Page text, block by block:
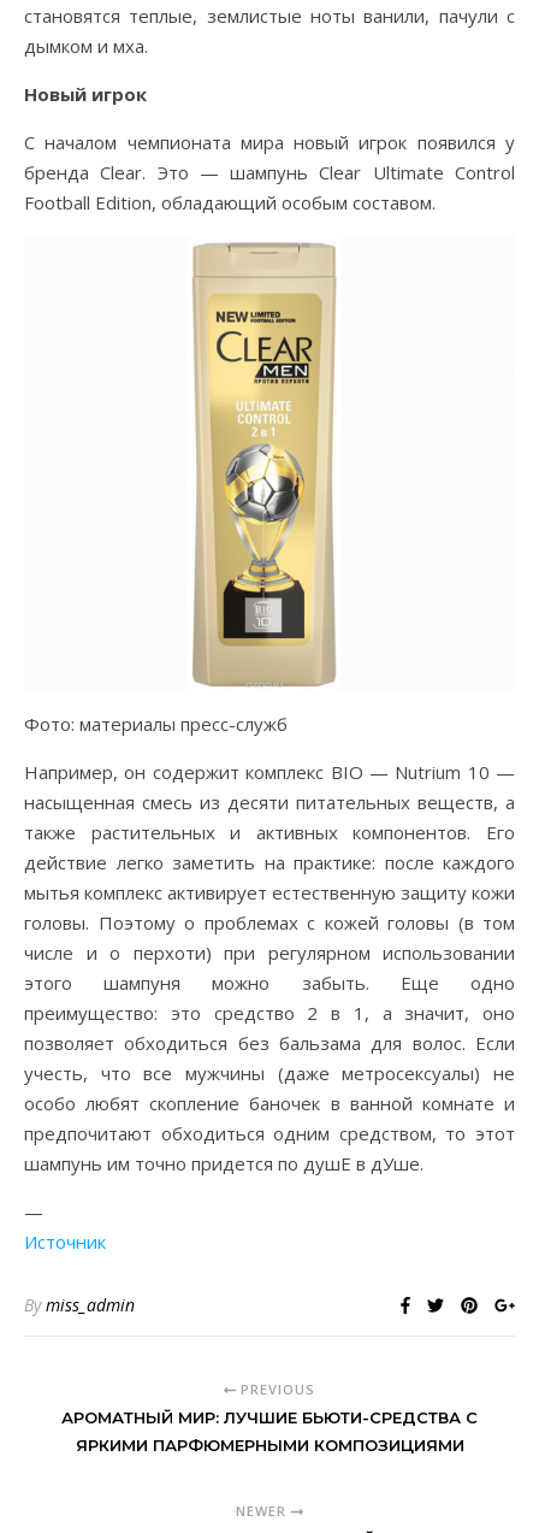
становятся теплые, землистые ноты ванили, пачули с
дымком и мха.
Новый игрок
С началом чемпионата мира новый игрок появился у
бренда Clear. Это — шампунь Clear Ultimate Control
Football Edition, обладающий особым составом.
Фото: материалы пресс-служб
Например, он содержит комплекс BIO — Nutrium 10 —
насыщенная смесь из десяти питательных веществ, а
также растительных и активных компонентов. Его
действие легко заметить на практике: после каждого
мытья комплекс активирует естественную защиту кожи
головы. Поэтому о проблемах с кожей головы (в том
числе и о перхоти) при регулярном использовании
этого шампуня можно забыть. Еще одно
преимущество: это средство 2 в 1, а значит, оно
позволяет обходиться без бальзама для волос. Если
учесть, что все мужчины (даже метросексуалы) не
особо любят скопление баночек в ванной комнате и
предпочитают обходиться одним средством, то этот
шампунь им точно придется по душЕ в дУше.
—
Источник
Bymiss_admin
PREVIOUS
АРОМАТНЫЙ МИР: ЛУЧШИЕ БЬЮТИ-СРЕДСТВА С
ЯРКИМИ ПАРФЮМЕРНЫМИ КОМПОЗИЦИЯМИ
NEWER